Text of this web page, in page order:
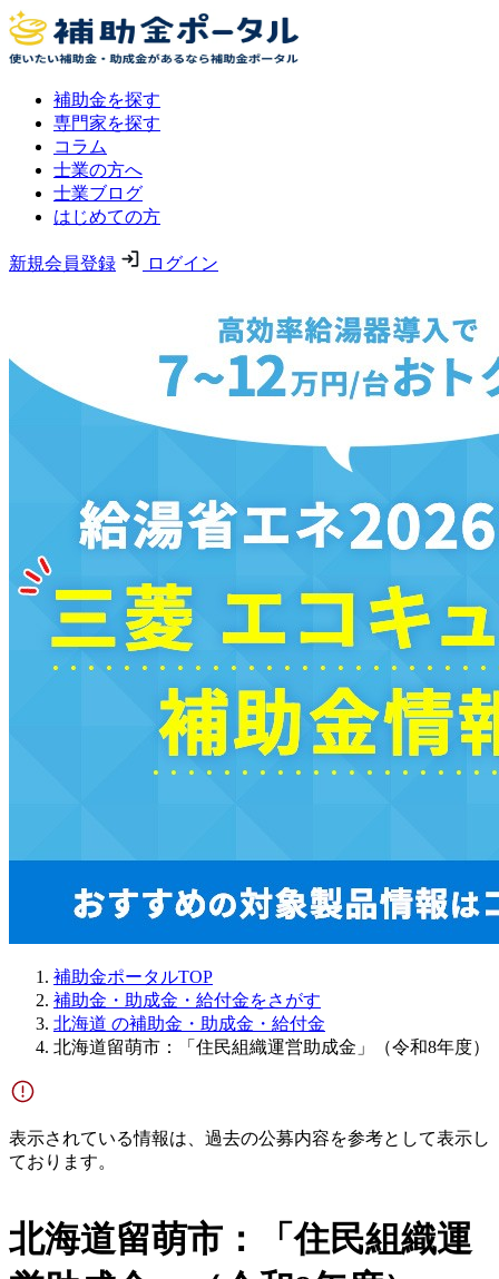
補助金を探す
専門家を探す
コラム
士業の方へ
士業ブログ
はじめての方
新規会員登録 ログイン
補助金ポータルTOP
補助金・助成金・給付金をさがす
北海道 の補助金・助成金・給付金
北海道留萌市：「住民組織運営助成金」（令和8年度）
表示されている情報は、過去の公募内容を参考として表示し
ております。
北海道留萌市：「住民組織運